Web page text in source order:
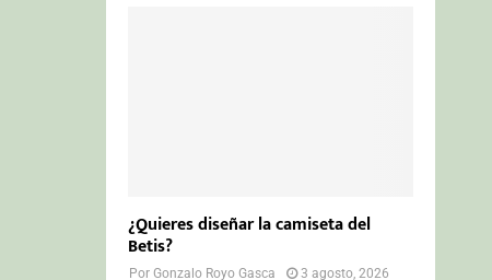
¿Quieres diseñar la camiseta del
Betis?
PorGonzalo Royo Gasca 3 agosto, 2026